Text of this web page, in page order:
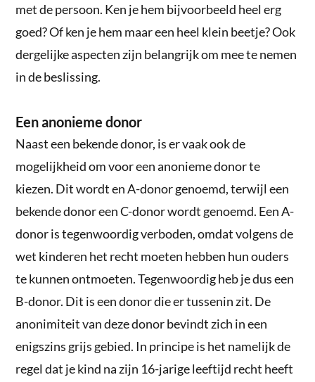
met de persoon. Ken je hem bijvoorbeeld heel erg
goed? Of ken je hem maar een heel klein beetje? Ook
dergelijke aspecten zijn belangrijk om mee te nemen
in de beslissing.
Een anonieme donor
Naast een bekende donor, is er vaak ook de
mogelijkheid om voor een anonieme donor te
kiezen. Dit wordt en A-donor genoemd, terwijl een
bekende donor een C-donor wordt genoemd. Een A-
donor is tegenwoordig verboden, omdat volgens de
wet kinderen het recht moeten hebben hun ouders
te kunnen ontmoeten. Tegenwoordig heb je dus een
B-donor. Dit is een donor die er tussenin zit. De
anonimiteit van deze donor bevindt zich in een
enigszins grijs gebied. In principe is het namelijk de
regel dat je kind na zijn 16-jarige leeftijd recht heeft